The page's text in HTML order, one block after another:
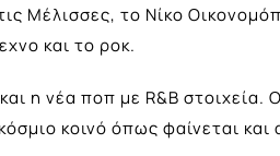
Μέλισσες, το Νίκο
και το ροκ.
η νέα ποπ με R&B στοιχεία.
κοινό όπως φαίνεται